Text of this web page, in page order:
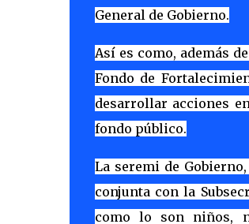
General de Gobierno.
Así es como, además
Fondo de
desarrollar acciones
fondo público.
La seremi de
conjunta con la
como lo son niños,